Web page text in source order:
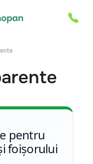
pentru
foișorului